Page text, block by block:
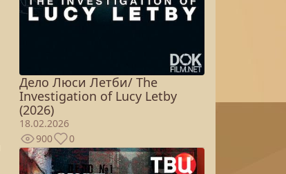
Дело Люси Летби/ The
Investigation of Lucy Letby
(2026)
18.02.2026
900
0